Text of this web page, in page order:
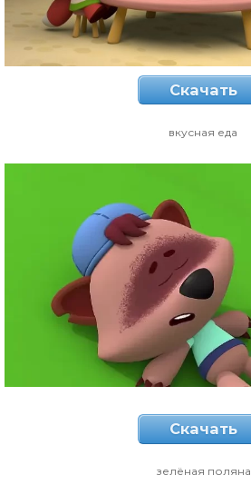
Скачать
вкусная еда
Скачать
зелёная поляна